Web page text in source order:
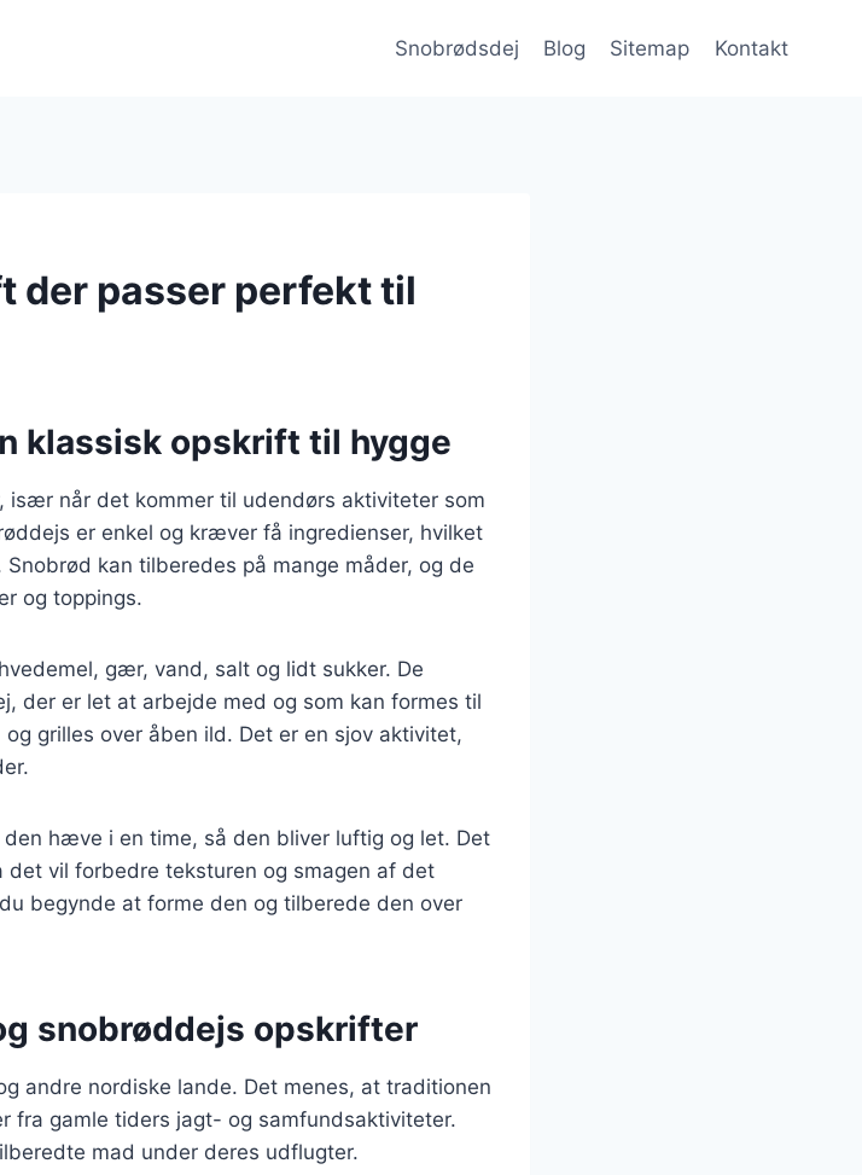
Snobrødsdej Blog Sitemap Kontakt
der passer perfekt til
klassisk opskrift til hygge
især når det kommer til udendørs aktiviteter som
er enkel og kræver få ingredienser, hvilket
kan tilberedes på mange måder, og de
og toppings.
gær, vand, salt og lidt sukker. De
der er let at arbejde med og som kan formes til
grilles over åben ild. Det er en sjov aktivitet,
hæve i en time, så den bliver luftig og let. Det
vil forbedre teksturen og smagen af det
begynde at forme den og tilberede den over
snobrøddejs opskrifter
andre nordiske lande. Det menes, at traditionen
fra gamle tiders jagt- og samfundsaktiviteter.
mad under deres udflugter.